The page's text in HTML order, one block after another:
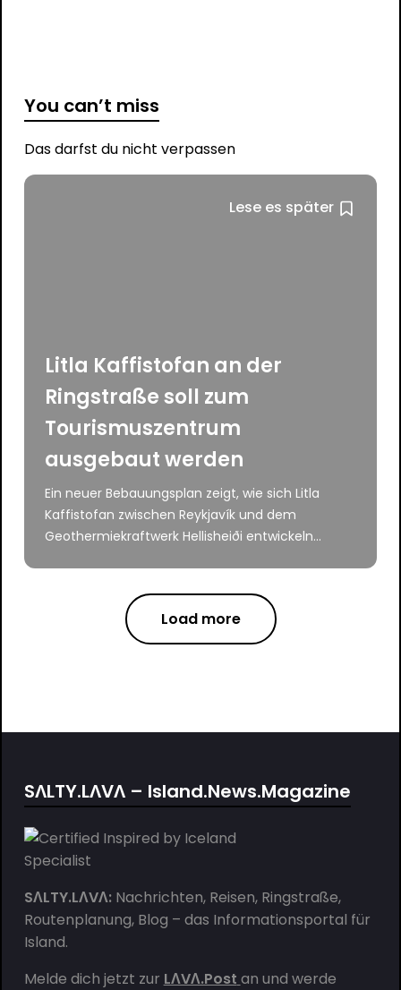
You can’t miss
Das darfst du nicht verpassen
Lese es später
Litla Kaffistofan an der
Ringstraße soll zum
Tourismuszentrum
ausgebaut werden
Ein neuer Bebauungsplan zeigt, wie sich Litla
Kaffistofan zwischen Reykjavík und dem
Geothermiekraftwerk Hellisheiði entwickeln...
Load more
SΛLTY.LΛVΛ – Island.News.Magazine
SΛLTY.LΛVΛ:Nachrichten, Reisen, Ringstraße,
Routenplanung, Blog – das Informationsportal für
Island.
Melde dich jetzt zur LΛVΛ.Post an und werde